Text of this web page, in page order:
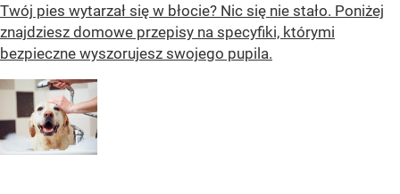
Twój pies wytarzał się w błocie? Nic się nie stało. Poniżej
znajdziesz domowe przepisy na specyfiki, którymi
bezpieczne wyszorujesz swojego pupila.